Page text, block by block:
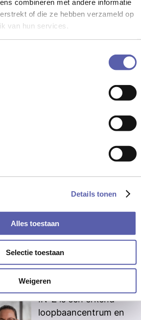
combineren met andere informatie
of die ze hebben verzameld op
van hun services.
Details tonen
Alles toestaan
Selectie toestaan
Weigeren
loopbaancheque.
meer iets voor jou.
IN-Z is een erkend
loopbaancentrum en